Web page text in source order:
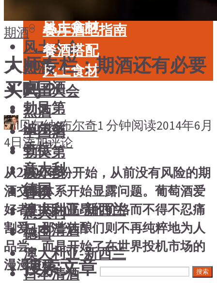
风土食材
风土大会
烈酒
中国酒
勃艮第
波尔多
香槟
意大利
德国
澳大利亚-新西兰
日本清酒
搜索文章 搜索
美食
餐厅酒吧指南
餐酒搭配
风土食材
风土大会
烈酒
中国酒
勃艮第
波尔多
香槟
意大利
德国
澳大利亚-新西兰
日本清酒
期酒
大师专栏：期酒还有必要
买吗？
贝尔纳·布尔奇1 分钟阅读2014年6月
4日添加评论
从2000年份开始，从前没有风险的期
酒交易体系开始显露问题。葡萄酒爱
好者们因为高昂的价格而不得不忍痛
割爱，那些佳酿们则不再纯粹地为人
品尝，而是开始了在世界投机市场的
漫漫旅程。